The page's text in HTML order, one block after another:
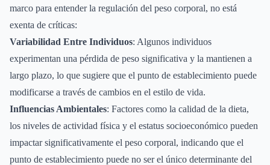
marco para entender la regulación del peso corporal, no está
exenta de críticas:
Variabilidad Entre Individuos: Algunos individuos
experimentan una pérdida de peso significativa y la mantienen a
largo plazo, lo que sugiere que el punto de establecimiento puede
modificarse a través de cambios en el estilo de vida.
Influencias Ambientales: Factores como la calidad de la dieta,
los niveles de actividad física y el estatus socioeconómico pueden
impactar significativamente el peso corporal, indicando que el
punto de establecimiento puede no ser el único determinante del